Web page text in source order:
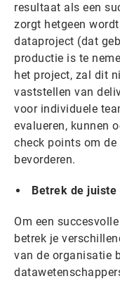
resultaat als een
zorgt hetgeen
dataproject (dat
productie is te
het project, zal dit
vaststellen van
voor individuele
evalueren, kunnen
check points om
bevorderen.
Betrek de juiste
Om een
betrek je
van de organisatie